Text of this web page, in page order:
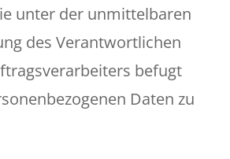
unter der unmittelbaren
des Verantwortlichen
befugt
Daten zu